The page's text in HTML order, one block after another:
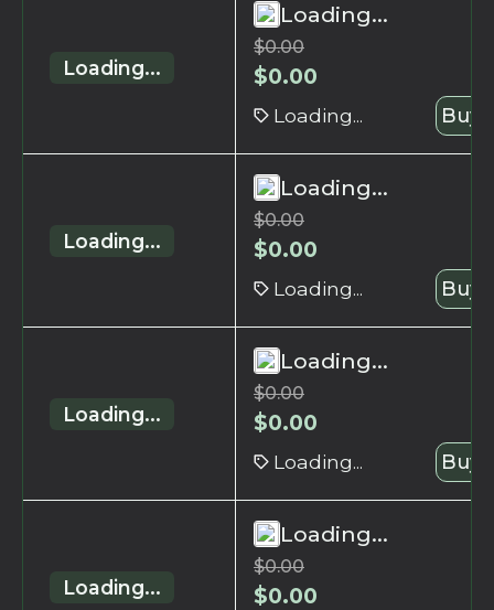
Loading...
Loading...
$0.00
$0.00
Loading... Buy
Loading...
Loading...
$0.00
$0.00
Loading... Buy
Loading...
Loading...
$0.00
$0.00
Loading... Buy
Loading...
Loading...
$0.00
$0.00